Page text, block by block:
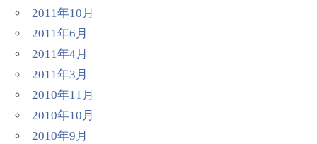
2011年10月
2011年6月
2011年4月
2011年3月
2010年11月
2010年10月
2010年9月